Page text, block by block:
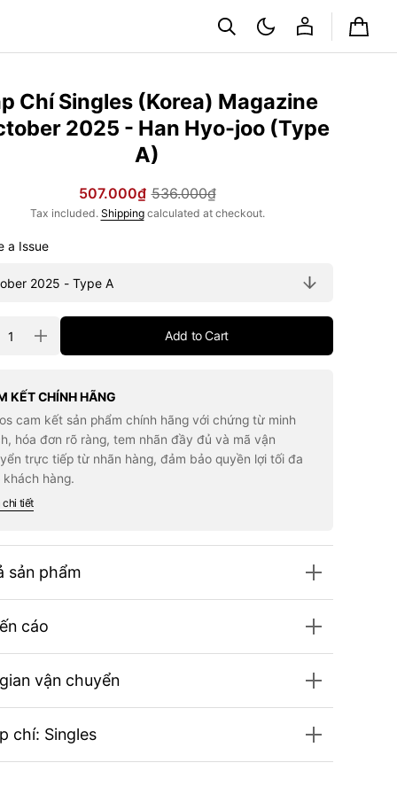
Cart
Chí Singles (Korea) Magazine
2025 - Han Hyo-joo (Type
A)
Sale
price
507.000₫
Regular
price
536.000₫
Tax included. Shippingcalculated at checkout.
Choose a Issue
Increase
quantity
Chí
(Korea)
Magazine
#October
2025
Han
Add to Cart
KẾT CHÍNH HÃNG
cam kết sản phẩm chính hãng với chứng từ minh
hóa đơn rõ ràng, tem nhãn đầy đủ và mã vận
trực tiếp từ nhãn hàng, đảm bảo quyền lợi tối đa
khách hàng.
chi tiết
sản phẩm
cáo
vận chuyển
chí: Singles